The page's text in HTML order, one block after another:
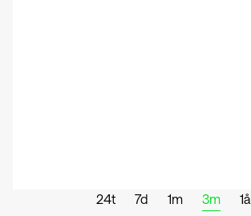
24t 7d 1m 3m 1å